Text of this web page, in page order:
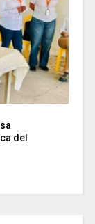
del